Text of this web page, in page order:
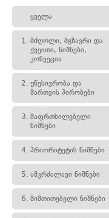
ყველა
1. მძღოლი, მგზავრი და
ქვეითი, ნიშნები,
კონვეცია
2. უწესივრობა და
მართვის პირობები
3. მაფრთხილებელი
ნიშნები
4. პრიორიტეტის ნიშნები
5. ამკრძალავი ნიშნები
6. მიმთითებელი ნიშნები